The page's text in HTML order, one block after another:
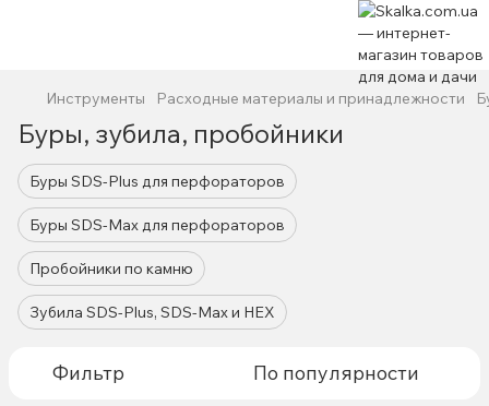
Инструменты Расходные материалы и принадлежности
Буры, зубила, пробойники
Буры SDS-Plus для перфораторов
Буры SDS-Max для перфораторов
Пробойники по камню
Зубила SDS-Plus, SDS-Max и HEX
Фильтр По популярности